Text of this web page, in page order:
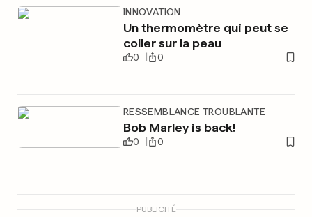
INNOVATION
Un thermomètre qui peut se
coller sur la peau
0 0
RESSEMBLANCE TROUBLANTE
Bob Marley is back!
0 0
PUBLICITÉ